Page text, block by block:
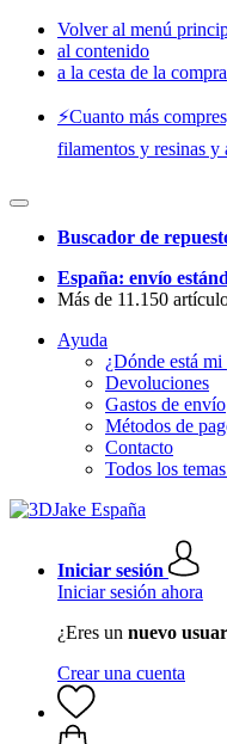
Volver al menú
al contenido
a la cesta de la compra
⚡️Cuanto más
filamentos y resinas y
Buscador de
España: envío
Más de 11.150
Ayuda
¿Dónde está
Devoluciones
Gastos de envío
Métodos de
Contacto
Todos los
Iniciar sesión
Iniciar sesión ahora
¿Eres un nuevo
Crear una cuenta